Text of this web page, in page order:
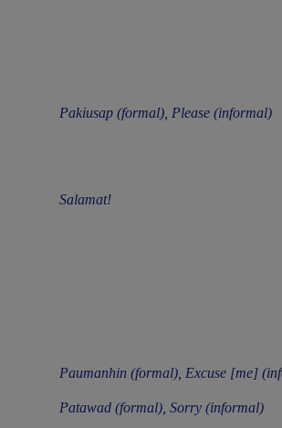
Pakiusap (formal), Please (informal)
Salamat!
Paumanhin (formal), Excuse [me]
Patawad (formal), Sorry (informal)